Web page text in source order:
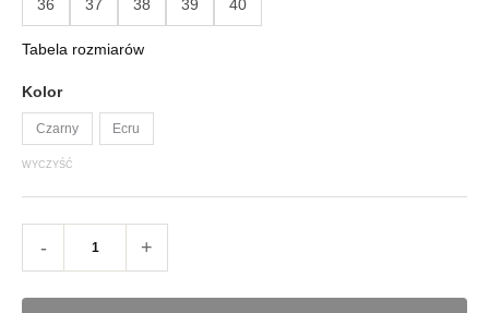
36 37 38 39 40
Tabela rozmiarów
Kolor
Czarny Ecru
WYCZYŚĆ
- +